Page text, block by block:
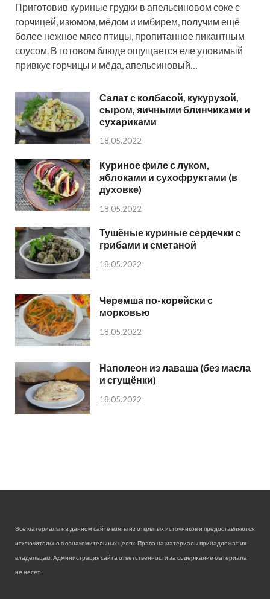
Приготовив куриные грудки в апельсиновом соке с
горчицей, изюмом, мёдом и имбирем, получим ещё
более нежное мясо птицы, пропитанное пикантным
соусом. В готовом блюде ощущается еле уловимый
привкус горчицы и мёда, апельсиновый…
Салат с колбасой, кукурузой,
сыром, яичными блинчиками и
сухариками
18.05.2022
Куриное филе с луком,
яблоками и сухофруктами (в
духовке)
18.05.2022
Тушёные куриные сердечки с
грибами и сметаной
18.05.2022
Черемша по-корейски с
морковью
18.05.2022
Наполеон из лаваша (без масла
и сгущёнки)
18.05.2022
Все материалы на данном сайте взяты из открытых источников и предоставляются
исключительно в ознакомительных целях. Права на материалы принадлежат их
владельцам. Администрация сайта ответственности за содержание материала
не несет.